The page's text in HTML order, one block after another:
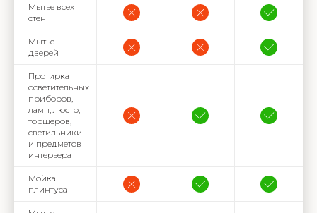
Мытье всех
стен
Мытье
дверей
Протирка
осветительных
приборов,
ламп, люстр,
торшеров,
светильники
и предметов
интерьера
Мойка
плинтуса